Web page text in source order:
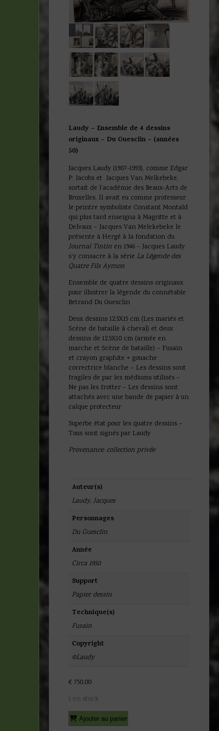
Laudy – Ensemble de 4 dessins
originaux – Du Guesclin – (années
50)
Jacques Laudy (1907-1993), comme Edgar
P. Jacobs et Jacques Van Melkebeke,
sortait de l’académie des Beaux-Arts de
Bruxelles. Il avait eu comme professeur
le peintre symboliste Constant Montald
qui plus tard enseigna à Magritte et à
Delvaux – Jacques Van Melekebeke le
présente à Hergé à la fondation du
Journal Tintin en 1946 – Jacques Laudy
s’y consacre à la série La Légende des
Quatre Fils Aymon
Ensemble de quatre dessins originaux
pour illustrer la légende du connétable
Betrand Du Guesclin
Deux dessins 12,5X15 cm (Les mariés et
Scène de bataille à cheval) et deux
dessins de 12,5X10 cm (armée en
marche et Scène de bataille) – Fusain
et crayon graphite + gouache
correctrice blanche – Les dessins sont
fragiles de par les médiums utilisés –
Ne pas les frotter – Les dessins sont
attachés avec une bande de papier à un
calque protecteur
Superbe état pour les quatre dessins –
Tous sont signés par Laudy
Provenance: collection privée
Auteur(s)
Laudy, Jacques
Personnages
Du Guesclin
Année
Circa 1950
Support
Papier dessin
Technique(s)
Fusain
Copyright
©Laudy
€ 750,00
1 en stock
quantité
de
Ajouter au panier